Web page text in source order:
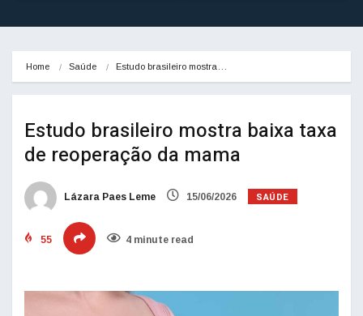
Home Saúde Estudo brasileiro mostra…
Estudo brasileiro mostra baixa taxa
de reoperação da mama
Lázara Paes Leme 15/06/2026 SAÚDE
55 4 minute read